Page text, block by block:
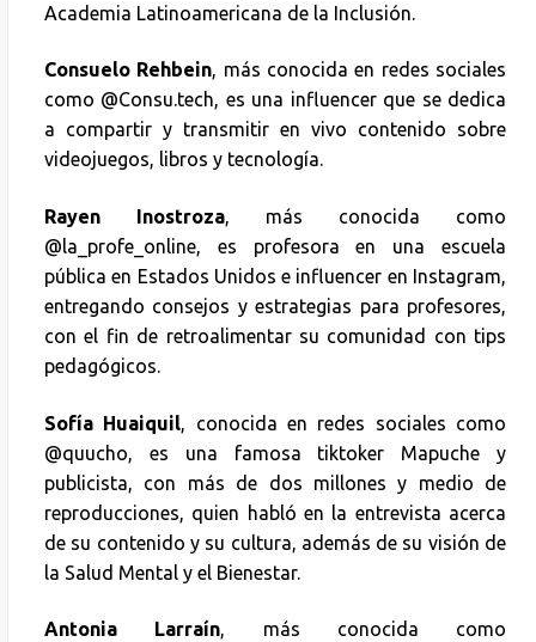
Academia Latinoamericana de la Inclusión.
Consuelo Rehbein, más conocida en redes sociales
como @Consu.tech, es una influencer que se dedica
a compartir y transmitir en vivo contenido sobre
videojuegos, libros y tecnología.
Rayen Inostroza, más conocida como
@la_profe_online, es profesora en una escuela
pública en Estados Unidos e influencer en Instagram,
entregando consejos y estrategias para profesores,
con el fin de retroalimentar su comunidad con tips
pedagógicos.
Sofía Huaiquil, conocida en redes sociales como
@quucho, es una famosa tiktoker Mapuche y
publicista, con más de dos millones y medio de
reproducciones, quien habló en la entrevista acerca
de su contenido y su cultura, además de su visión de
la Salud Mental y el Bienestar.
Antonia Larraín, más conocida como